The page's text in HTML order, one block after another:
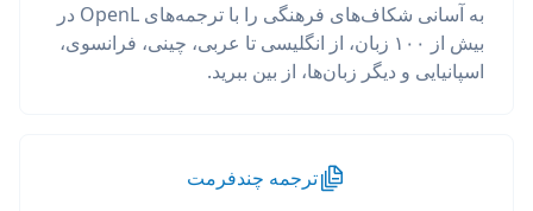
به آسانی شکاف‌های فرهنگی را با ترجمه‌های OpenL در
بیش از ۱۰۰ زبان، از انگلیسی تا عربی، چینی، فرانسوی،
اسپانیایی و دیگر زبان‌ها، از بین ببرید.
ترجمه چندفرمت